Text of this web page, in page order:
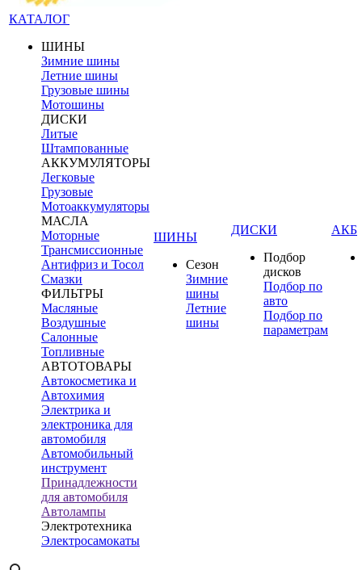
КАТАЛОГ
ШИНЫ
Зимние шины
Летние шины
Грузовые шины
Мотошины
ДИСКИ
Литые
Штампованные
АККУМУЛЯТОРЫ
Легковые
Грузовые
Мотоаккумуляторы
МАСЛА
Моторные
Трансмиссионные
Антифриз и Тосол
Смазки
ФИЛЬТРЫ
Масляные
Воздушные
Салонные
Топливные
АВТОТОВАРЫ
Автокосметика и
Автохимия
Электрика и
электроника для
автомобиля
Автомобильный
инструмент
Принадлежности
для автомобиля
Автолампы
Электротехника
Электросамокаты
ШИНЫ
Сезон
Зимние
шины
Летние
шины
ДИСКИ
Подбор
дисков
Подбор по
авто
Подбор по
параметрам
АКБ